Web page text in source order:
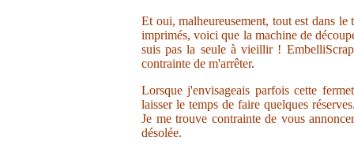
Et oui, malheureusement, tout est dans
imprimés, voici que la machine de
suis pas la seule à vieillir !
contrainte de m'arrêter.
Lorsque j'envisageais parfois cette
laisser le temps de faire quelques
Je me trouve contrainte de vous
désolée.